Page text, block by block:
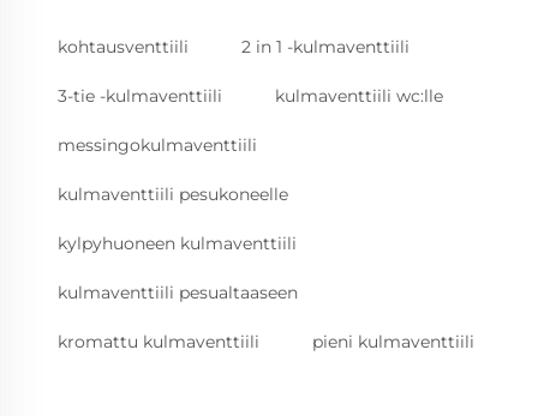
kohtausventtiili 2 in 1 -kulmaventtiili
3-tie -kulmaventtiili kulmaventtiili wc:lle
messingokulmaventtiili
kulmaventtiili pesukoneelle
kylpyhuoneen kulmaventtiili
kulmaventtiili pesualtaaseen
kromattu kulmaventtiili pieni kulmaventtiili